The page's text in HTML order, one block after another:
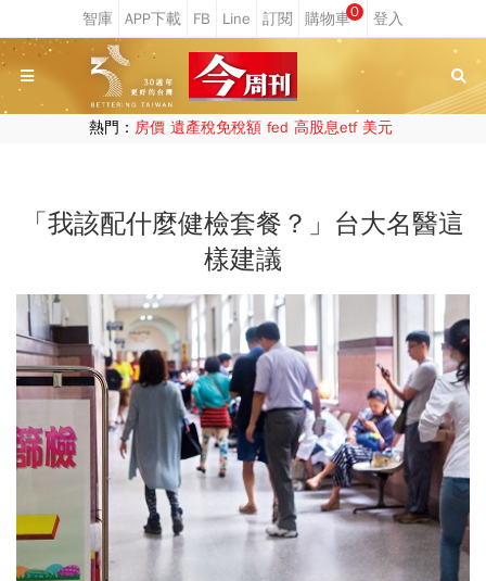
0
熱門： 房價 遺產稅免稅額 fed 高股息etf 美元
「我該配什麼健檢套餐？」台大名醫這
樣建議